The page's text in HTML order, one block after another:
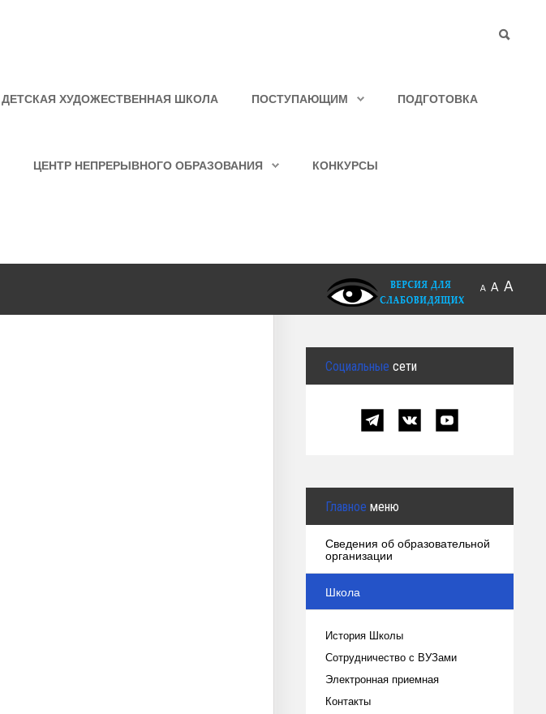
ДЕТСКАЯ ХУДОЖЕСТВЕННАЯ ШКОЛА ПОСТУПАЮЩИМ ПОДГОТОВКА
ЦЕНТР НЕПРЕРЫВНОГО ОБРАЗОВАНИЯ КОНКУРСЫ
A A A
Социальные сети
Главное меню
Сведения об образовательной
организации
Школа
История Школы
Сотрудничество с ВУЗами
Электронная приемная
Контакты